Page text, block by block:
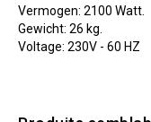
Vermogen: 2100 Watt.
Gewicht: 26 kg.
Voltage: 230V - 60 HZ